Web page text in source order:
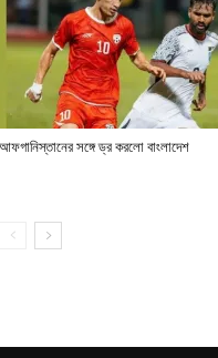
আফগানিস্তানের সঙ্গে ড্র করলো বাংলাদেশ